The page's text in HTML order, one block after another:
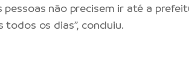
não precisem ir até a
os dias”, concluiu.